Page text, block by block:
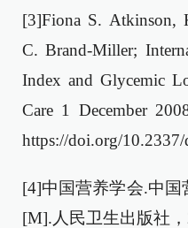
[3]Fiona S. Atkinson,
C. Brand-Miller;
Index and Glycemic
Care 1 December
https://doi.org/
[4]中国营养学会.中
[M].人民卫生出版社